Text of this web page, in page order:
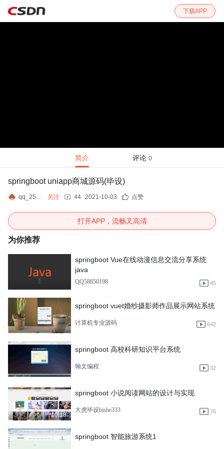
下载APP
简介 评论 0
springboot uniapp商城源码(毕设)
qq_2550143089 关注 44 2021-10-03 点赞
打开APP，流畅又高清
为你推荐
springboot Vue在线动漫信息交流分享系统
java
QQ58850198 45
springboot vuet婚纱摄影师作品展示网站系统
计算机专业源码 642
springboot 高校科研知识平台系统
翰文编程 32
10:18
springboot 小说阅读网站的设计与实现
大虎毕设bishe333 76
springboot 智能旅游系统1